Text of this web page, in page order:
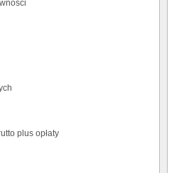
plus opłaty